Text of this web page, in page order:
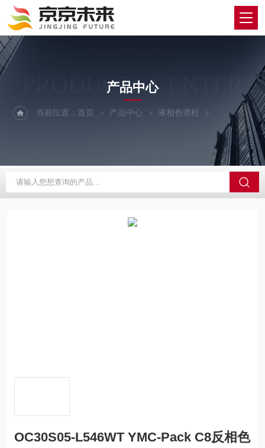
PRODUCTS CENTER
产品中心
当前位置：首页 产品中心 液相色谱柱 YMC/维美希
OC30S05-L546WT YMC-Pack C8反相色